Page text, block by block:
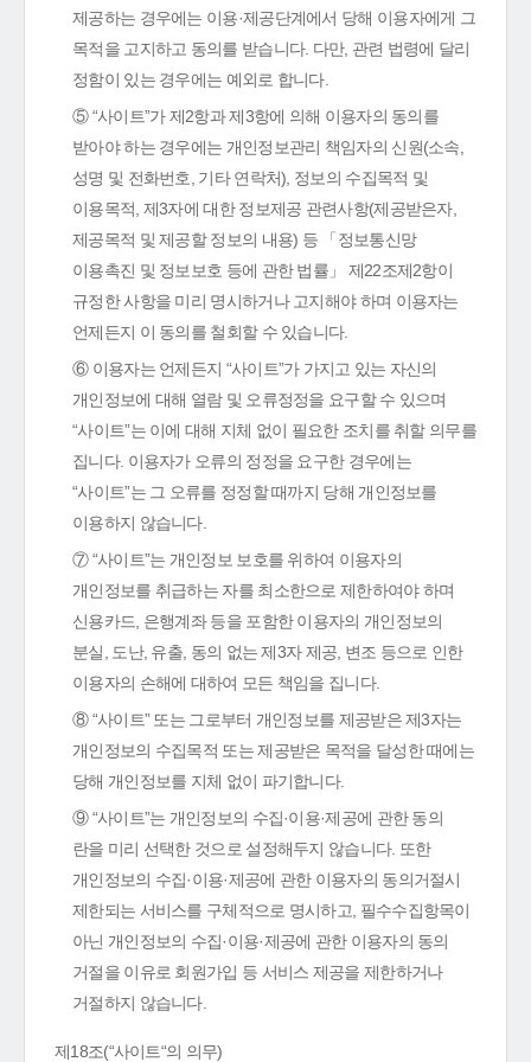
제공하는 경우에는 이용·제공단계에서 당해 이용자에게 그
목적을 고지하고 동의를 받습니다. 다만, 관련 법령에 달리
정함이 있는 경우에는 예외로 합니다.
⑤ “사이트”가 제2항과 제3항에 의해 이용자의 동의를
받아야 하는 경우에는 개인정보관리 책임자의 신원(소속,
성명 및 전화번호, 기타 연락처), 정보의 수집목적 및
이용목적, 제3자에 대한 정보제공 관련사항(제공받은자,
제공목적 및 제공할 정보의 내용) 등 「정보통신망
이용촉진 및 정보보호 등에 관한 법률」 제22조제2항이
규정한 사항을 미리 명시하거나 고지해야 하며 이용자는
언제든지 이 동의를 철회할 수 있습니다.
⑥ 이용자는 언제든지 “사이트”가 가지고 있는 자신의
개인정보에 대해 열람 및 오류정정을 요구할 수 있으며
“사이트”는 이에 대해 지체 없이 필요한 조치를 취할 의무를
집니다. 이용자가 오류의 정정을 요구한 경우에는
“사이트”는 그 오류를 정정할 때까지 당해 개인정보를
이용하지 않습니다.
⑦ “사이트”는 개인정보 보호를 위하여 이용자의
개인정보를 취급하는 자를 최소한으로 제한하여야 하며
신용카드, 은행계좌 등을 포함한 이용자의 개인정보의
분실, 도난, 유출, 동의 없는 제3자 제공, 변조 등으로 인한
이용자의 손해에 대하여 모든 책임을 집니다.
⑧ “사이트” 또는 그로부터 개인정보를 제공받은 제3자는
개인정보의 수집목적 또는 제공받은 목적을 달성한 때에는
당해 개인정보를 지체 없이 파기합니다.
⑨ “사이트”는 개인정보의 수집·이용·제공에 관한 동의
란을 미리 선택한 것으로 설정해두지 않습니다. 또한
개인정보의 수집·이용·제공에 관한 이용자의 동의거절시
제한되는 서비스를 구체적으로 명시하고, 필수수집항목이
아닌 개인정보의 수집·이용·제공에 관한 이용자의 동의
거절을 이유로 회원가입 등 서비스 제공을 제한하거나
거절하지 않습니다.
제18조(“사이트“의 의무)